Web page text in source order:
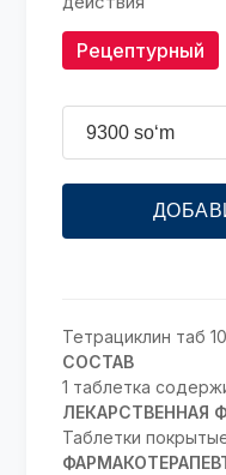
Рецептурный
Тетрациклин таб
СОСТАВ
1 таблетка
ЛЕКАРСТВЕННАЯ
Таблетки